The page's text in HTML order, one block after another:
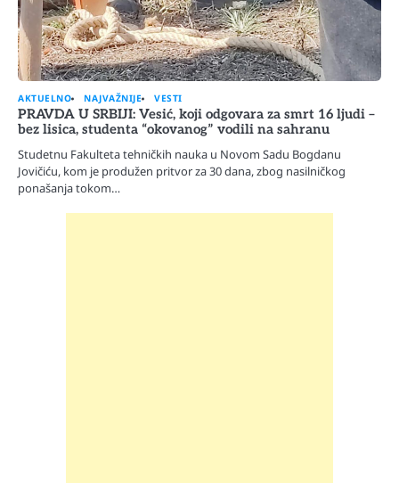
AKTUELNO NAJVAŽNIJE VESTI
PRAVDA U SRBIJI: Vesić, koji odgovara za smrt 16 ljudi –
bez lisica, studenta “okovanog” vodili na sahranu
Studetnu Fakulteta tehničkih nauka u Novom Sadu Bogdanu
Jovičiću, kom je produžen pritvor za 30 dana, zbog nasilničkog
ponašanja tokom…